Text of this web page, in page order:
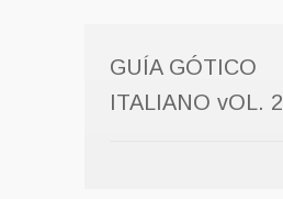
GUÍA GÓTICO
ITALIANO vOL. 2